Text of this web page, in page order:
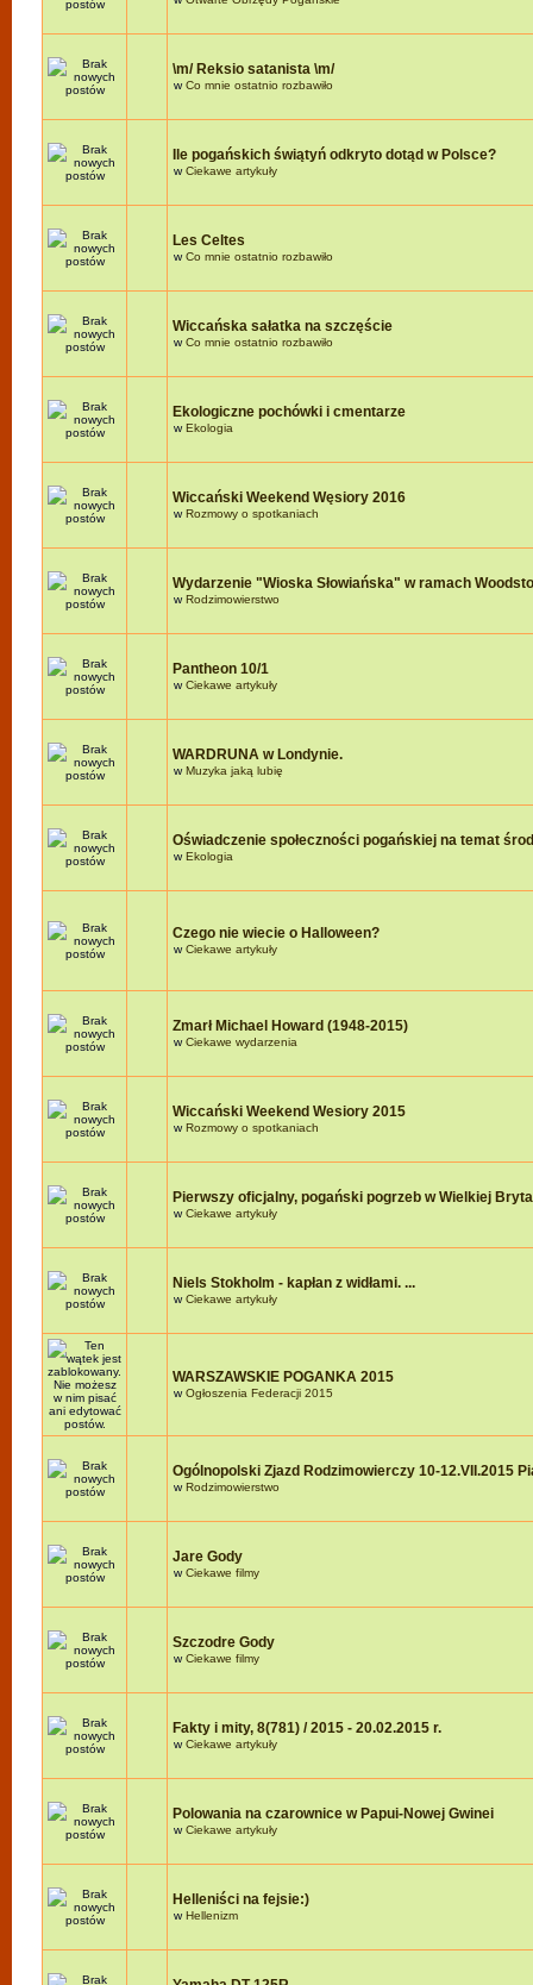
\m/ Reksio satanista \m/
wCo mnie ostatnio rozbawiło
Ile pogańskich świątyń odkryto dotąd w Polsce?
wCiekawe artykuły
Les Celtes
wCo mnie ostatnio rozbawiło
Wiccańska sałatka na szczęście
wCo mnie ostatnio rozbawiło
Ekologiczne pochówki i cmentarze
wEkologia
Wiccański Weekend Węsiory 2016
wRozmowy o spotkaniach
Wydarzenie "Wioska Słowiańska" w ramach
wRodzimowierstwo
Pantheon 10/1
wCiekawe artykuły
WARDRUNA w Londynie.
wMuzyka jaką lubię
Oświadczenie społeczności pogańskiej na temat
wEkologia
Czego nie wiecie o Halloween?
wCiekawe artykuły
Zmarł Michael Howard (1948-2015)
wCiekawe wydarzenia
Wiccański Weekend Wesiory 2015
wRozmowy o spotkaniach
Pierwszy oficjalny, pogański pogrzeb w Wielkiej
wCiekawe artykuły
Niels Stokholm - kapłan z widłami. ...
wCiekawe artykuły
WARSZAWSKIE POGANKA 2015
wOgłoszenia Federacji 2015
Ogólnopolski Zjazd Rodzimowierczy 10-12.VII.2015
wRodzimowierstwo
Jare Gody
wCiekawe filmy
Szczodre Gody
wCiekawe filmy
Fakty i mity, 8(781) / 2015 - 20.02.2015 r.
wCiekawe artykuły
Polowania na czarownice w Papui-Nowej Gwinei
wCiekawe artykuły
Helleniści na fejsie:)
wHellenizm